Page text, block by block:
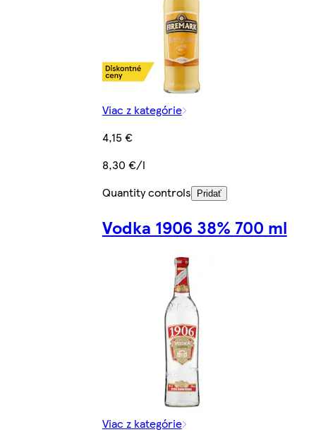
Viac z kategórie
4,15 €
8,30 €/l
Quantity controls
Pridať
Vodka 1906 38% 700 ml
Viac z kategórie